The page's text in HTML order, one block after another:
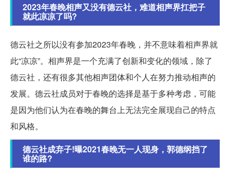
2023年春晚相声又没有德云社，难道相声界扛把子
就此凉凉了吗?
德云社之所以没有参加2023年春晚，并不意味着相声界就
此“凉凉”。相声界是一个充满了创新和变化的领域，除了
德云社，还有很多其他相声团体和个人在努力推动相声的
发展。德云社成员对于春晚的选择是基于多种考虑，可能
是因为他们认为在春晚的舞台上无法完全展现自己的特点
和风格。
德云社成弃子!曝2021春晚无一人现身，郭德纲挡了
谁的路?